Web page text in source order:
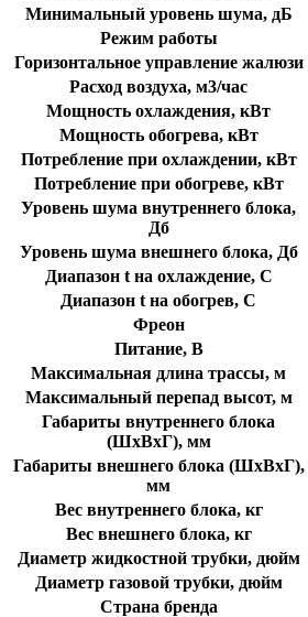
Минимальный уровень шума, дБ
Режим работы
Горизонтальное управление жалюзи
Расход воздуха, м3/час
Мощность охлаждения, кВт
Мощность обогрева, кВт
Потребление при охлаждении, кВт
Потребление при обогреве, кВт
Уровень шума внутреннего блока,
Дб
Уровень шума внешнего блока, Дб
Диапазон t на охлаждение, C
Диапазон t на обогрев, C
Фреон
Питание, В
Максимальная длина трассы, м
Максимальный перепад высот, м
Габариты внутреннего блока
(ШхВхГ), мм
Габариты внешнего блока (ШхВхГ),
мм
Вес внутреннего блока, кг
Вес внешнего блока, кг
Диаметр жидкостной трубки, дюйм
Диаметр газовой трубки, дюйм
Страна бренда